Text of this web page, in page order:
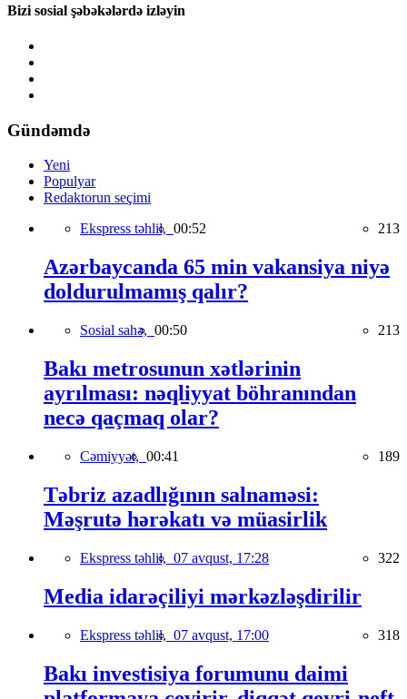
Bizi sosial şəbəkələrdə izləyin
Gündəmdə
Yeni
Populyar
Redaktorun seçimi
Ekspress təhlil, 00:52 213
Azərbaycanda 65 min vakansiya niyə
doldurulmamış qalır?
Sosial sahə, 00:50 213
Bakı metrosunun xətlərinin
ayrılması: nəqliyyat böhranından
necə qaçmaq olar?
Cəmiyyət, 00:41 189
Təbriz azadlığının salnaməsi:
Məşrutə hərəkatı və müasirlik
Ekspress təhlil, 07 avqust, 17:28 322
Media idarəçiliyi mərkəzləşdirilir
Ekspress təhlil, 07 avqust, 17:00 318
Bakı investisiya forumunu daimi